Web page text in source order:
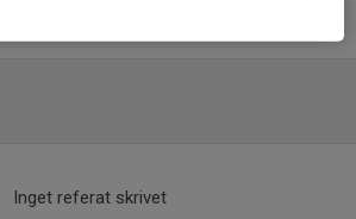
Inget referat skrivet